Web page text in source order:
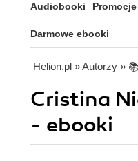
Audiobooki Promocje
Darmowe ebooki
Helion.pl » Autorzy »
Cristina
- ebooki